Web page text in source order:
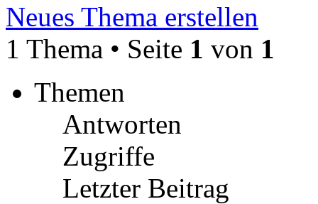
Neues Thema erstellen
1 Thema • Seite 1 von 1
Themen
Antworten
Zugriffe
Letzter Beitrag